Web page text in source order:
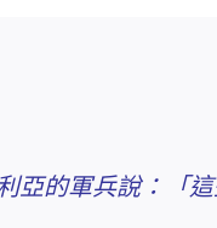
亞的軍兵說：「